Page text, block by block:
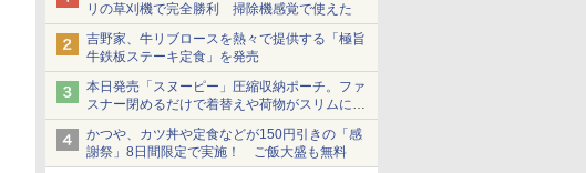
リの草刈機で完全勝利 掃除機感覚で使えた
吉野家、牛リブロースを熱々で提供する「極旨
牛鉄板ステーキ定食」を発売
本日発売「スヌーピー」圧縮収納ポーチ。ファ
スナー閉めるだけで着替えや荷物がスリムにま
とまる
かつや、カツ丼や定食などが150円引きの「感
謝祭」8日間限定で実施！ ご飯大盛も無料